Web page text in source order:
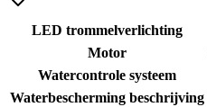
LED trommelverlichting
Motor
Watercontrole systeem
Waterbescherming beschrijving